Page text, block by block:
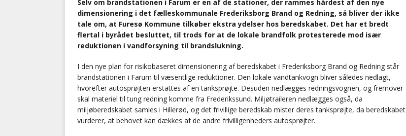
Selv om brandstationen i Farum er en af de stationer, der rammes hårdest af den nye
dimensionering i det fælleskommunale Frederiksborg Brand og Redning, så bliver der ikke
tale om, at Furesø Kommune tilkøber ekstra ydelser hos beredskabet. Det har et bredt
flertal i byrådet besluttet, til trods for at de lokale brandfolk protesterede mod især
reduktionen i vandforsyning til brandslukning.
I den nye plan for risikobaseret dimensionering af beredskabet i Frederiksborg Brand og Redning står
brandstationen i Farum til væsentlige reduktioner. Den lokale vandtankvogn bliver således nedlagt,
hvorefter autosprøjten erstattes af en tanksprøjte. Desuden nedlægges redningsvognen, og fremover
skal materiel til tung redning komme fra Frederikssund. Miljøtraileren nedlægges også, da
miljøberedskabet samles i Hillerød, og det frivillige beredskab mister deres tanksprøjte, da beredskabet
vurderer, at behovet kan dækkes af de andre frivilligenheders autosprøjter.